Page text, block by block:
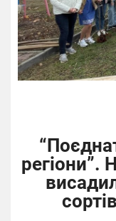
регіони”.